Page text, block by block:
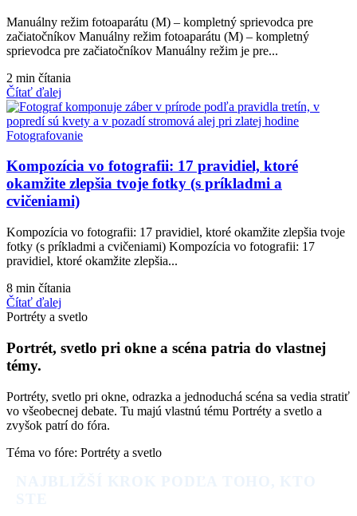
Manuálny režim fotoaparátu (M) – kompletný sprievodca pre
začiatočníkov Manuálny režim fotoaparátu (M) – kompletný
sprievodca pre začiatočníkov Manuálny režim je pre...
2 min čítania
Čítať ďalej
Fotografovanie
Kompozícia vo fotografii: 17 pravidiel, ktoré
okamžite zlepšia tvoje fotky (s príkladmi a
cvičeniami)
Kompozícia vo fotografii: 17 pravidiel, ktoré okamžite zlepšia tvoje
fotky (s príkladmi a cvičeniami) Kompozícia vo fotografii: 17
pravidiel, ktoré okamžite zlepšia...
8 min čítania
Čítať ďalej
Portréty a svetlo
Portrét, svetlo pri okne a scéna patria do vlastnej
témy.
Portréty, svetlo pri okne, odrazka a jednoduchá scéna sa vedia stratiť
vo všeobecnej debate. Tu majú vlastnú tému Portréty a svetlo a
zvyšok patrí do fóra.
Téma vo fóre: Portréty a svetlo